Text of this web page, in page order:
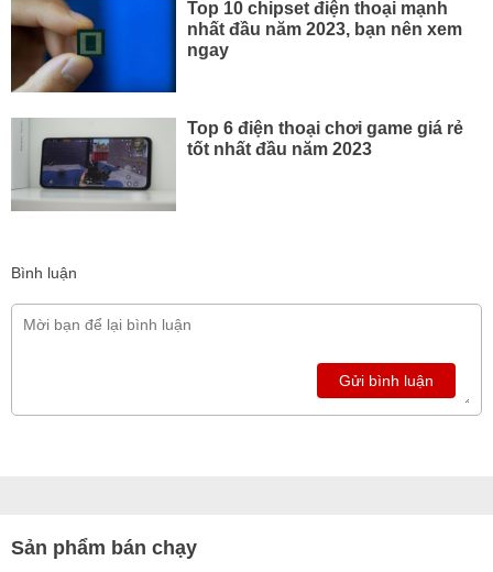
Top 10 chipset điện thoại mạnh
nhất đầu năm 2023, bạn nên xem
ngay
Top 6 điện thoại chơi game giá rẻ
tốt nhất đầu năm 2023
Bình luận
Gửi bình luận
Sản phẩm bán chạy